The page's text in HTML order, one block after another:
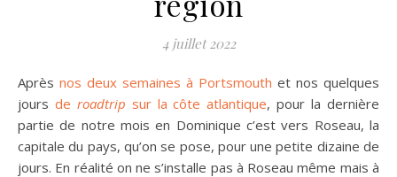
4 juillet 2022
Après nos deux semaines à Portsmouth et nos quelques
jours de roadtrip sur la côte atlantique, pour la dernière
partie de notre mois en Dominique c’est vers Roseau, la
capitale du pays, qu’on se pose, pour une petite dizaine de
jours. En réalité on ne s’installe pas à Roseau même mais à